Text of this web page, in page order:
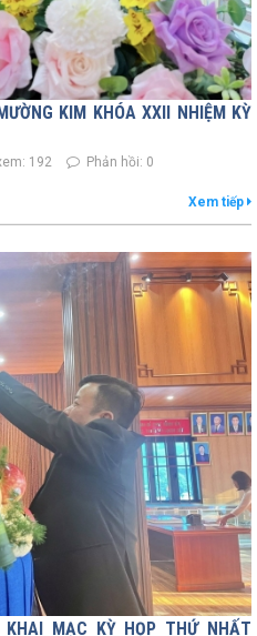
KIM KHÓA XXII NHIỆM KỲ
192 Phản hồi: 0
Xem tiếp
KHAI MẠC KỲ HỌP THỨ NHẤT